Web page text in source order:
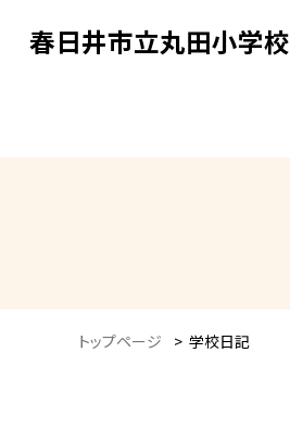
春日井市立丸田小学校
トップページ > 学校日記